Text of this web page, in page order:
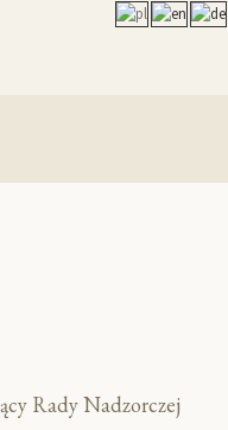
Rady Nadzorczej